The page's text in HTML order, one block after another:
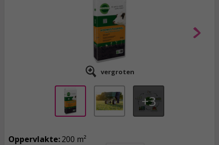
vergroten
3
Oppervlakte:200 m²